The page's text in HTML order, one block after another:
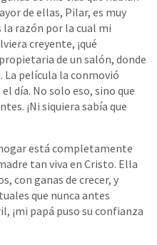
de ellas, Pilar, es muy
razón por la cual mi
creyente, ¡qué
de un salón, donde
La película la conmovió
día. No solo eso, sino que
¡Ni siquiera sabía que
está completamente
tan viva en Cristo. Ella
con ganas de crecer, y
que nunca antes
¡mi papá puso su confianza